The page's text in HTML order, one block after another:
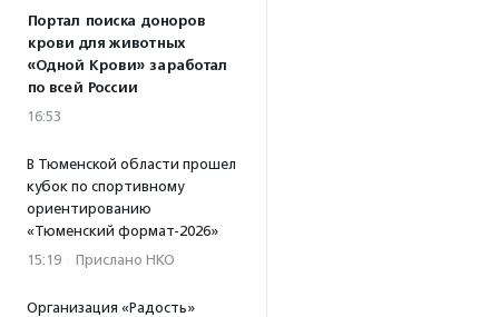
Портал поиска доноров
крови для животных
«Одной Крови» заработал
по всей России
16:53
В Тюменской области прошел
кубок по спортивному
ориентированию
«Тюменский формат-2026»
15:19 · Прислано НКО
Организация «Радость»